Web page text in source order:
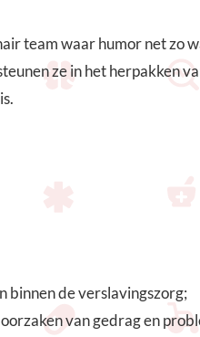
team waar humor net zo
ze in het herpakken
binnen de verslavingszorg;
van gedrag en